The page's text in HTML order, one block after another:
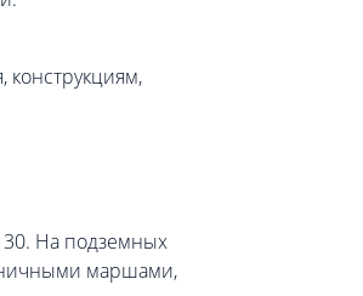
На подземных
маршами,